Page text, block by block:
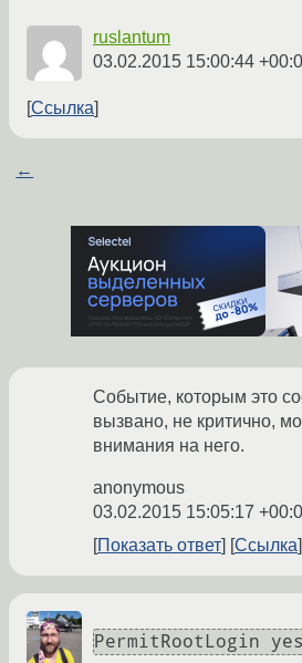
ruslantum
03.02.2015 15:00:44
Ссылка
←
Событие, которым это
вызвано, не критично,
внимания на него.
anonymous
03.02.2015 15:05:17
Показать ответ
Ссылка